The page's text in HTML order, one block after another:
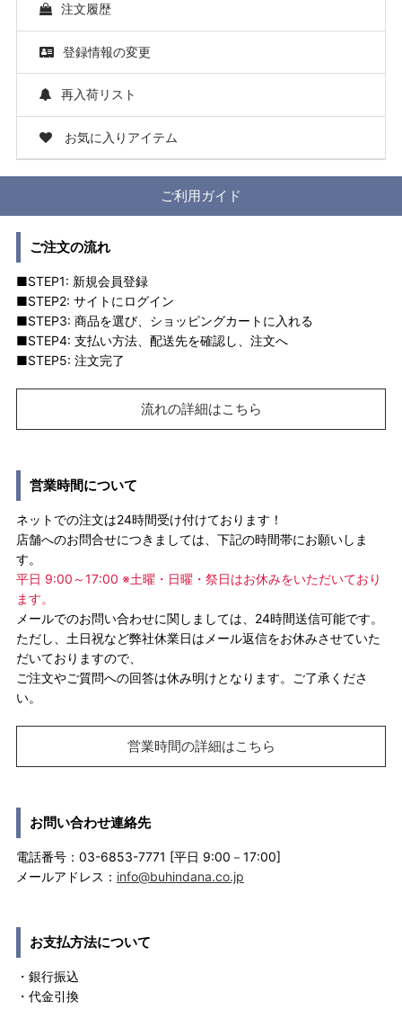
注文履歴
登録情報の変更
再入荷リスト
お気に入りアイテム
ご利用ガイド
ご注文の流れ
■STEP1: 新規会員登録
■STEP2: サイトにログイン
■STEP3: 商品を選び、ショッピングカートに入れる
■STEP4: 支払い方法、配送先を確認し、注文へ
■STEP5: 注文完了
流れの詳細はこちら
営業時間について
ネットでの注文は24時間受け付けております！
店舗へのお問合せにつきましては、下記の時間帯にお願いしま
す。
平日 9:00～17:00 ※土曜・日曜・祭日はお休みをいただいており
ます。
メールでのお問い合わせに関しましては、24時間送信可能です。
ただし、土日祝など弊社休業日はメール返信をお休みさせていた
だいておりますので、
ご注文やご質問への回答は休み明けとなります。ご了承くださ
い。
営業時間の詳細はこちら
お問い合わせ連絡先
電話番号：03-6853-7771 [平日 9:00－17:00]
メールアドレス： info@buhindana.co.jp
お支払方法について
・銀行振込
・代金引換